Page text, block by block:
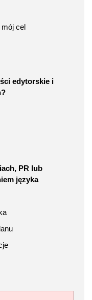
mój cel
edytorskie i
PR lub
języka